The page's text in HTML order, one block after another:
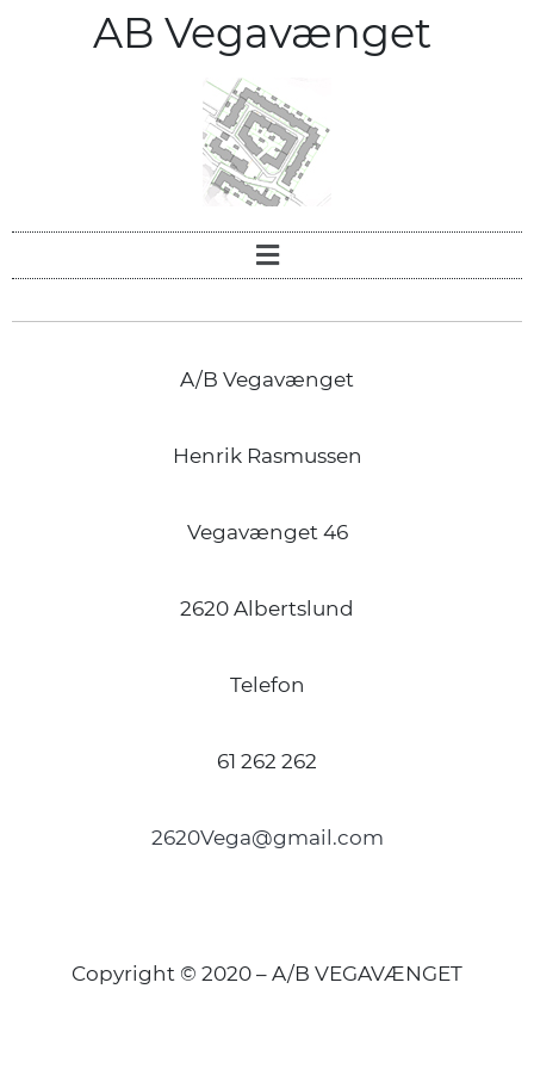
AB Vegavænget
A/B Vegavænget
Henrik Rasmussen
Vegavænget 46
2620 Albertslund
Telefon
61 262 262
2620Vega@gmail.com
Copyright © 2020 – A/B VEGAVÆNGET